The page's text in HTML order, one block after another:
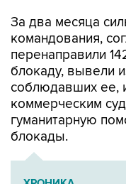
За два месяца
командования,
перенаправили
блокаду, вывели
соблюдавших ее,
коммерческим
гуманитарную
блокады.